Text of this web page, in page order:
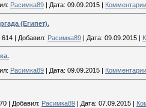
Расимка89 | Дата: 09.09.2015 |
(Египет).
614 | Добавил: Расимка89 | Дата: 09.09.2015 |
Расимка89 Дата: 09.09.2015
| Добавил: Расимка89 | Дата: 07.09.2015 |